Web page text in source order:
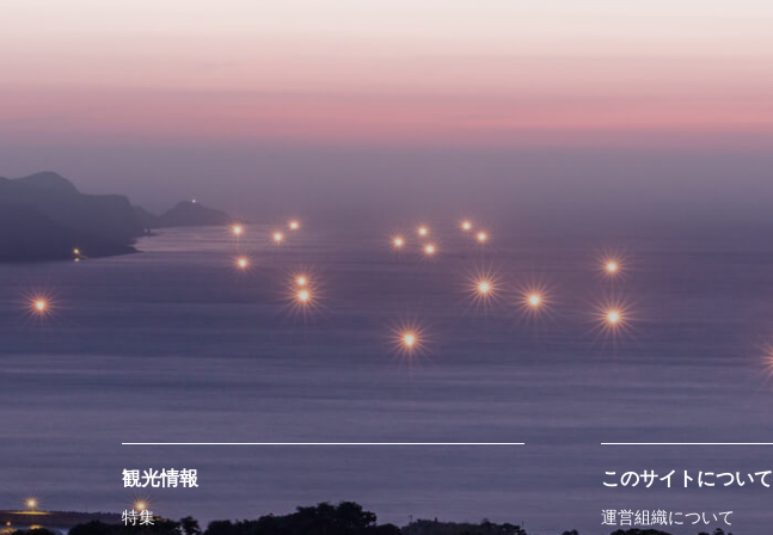
観光情報
特集
このサイトについて
運営組織について